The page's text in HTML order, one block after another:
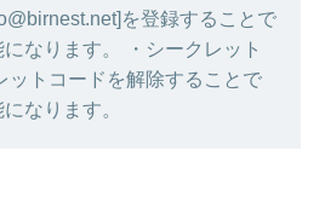
を登録することで
なります。 ・シークレット
ットコードを解除することで
なります。